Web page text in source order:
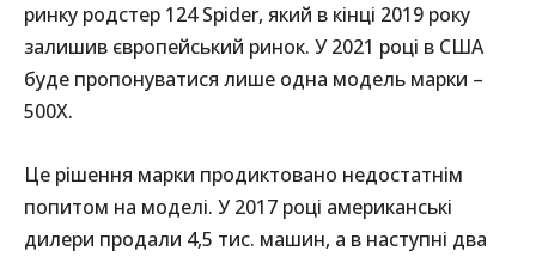
ринку родстер 124 Spider, який в кінці 2019 року
залишив європейський ринок. У 2021 році в США
буде пропонуватися лише одна модель марки –
500X.
Це рішення марки продиктовано недостатнім
попитом на моделі. У 2017 році американські
дилери продали 4,5 тис. машин, а в наступні два